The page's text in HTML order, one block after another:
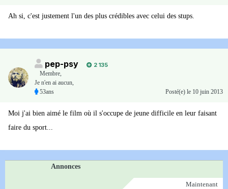
Ah si, c'est justement l'un des plus crédibles avec celui des stups.
pep-psy
2 135
Membre,
Je n'en ai aucun,
53ans
Posté(e) le 10 juin 2013
Moi j'ai bien aimé le film où il s'occupe de jeune difficile en leur faisant
faire du sport...
Annonces
Maintenant